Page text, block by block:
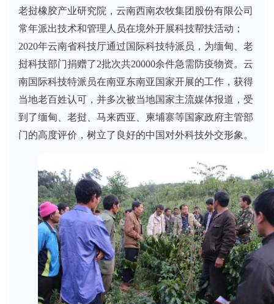
老挝橡胶产业研究院，云南西南农牧集团股份有限公司
常年派出技术和管理人员在境外开展科技帮扶活动；
2020年云南省科技厅通过国际科技特派员，为缅甸、老
挝科技部门捐赠了2批次共20000余件急需防疫物资。云
南国际科技特派员在南亚东南亚国家开展的工作，获得
当地老百姓认可，并多次被当地国家主流媒体报道，受
到了缅甸、老挝、马来西亚、柬埔寨等国家政府主管部
门的高度评价，树立了良好的中国对外科技外交形象。